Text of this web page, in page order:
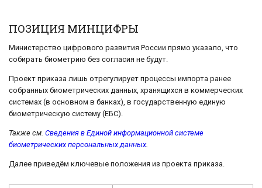
ПОЗИЦИЯ МИНЦИФРЫ
Министерство цифрового развития России прямо указало, что
собирать биометрию без согласия не будут.
Проект приказа лишь отрегулирует процессы импорта ранее
собранных биометрических данных, хранящихся в коммерческих
системах (в основном в банках), в государственную единую
биометрическую систему (ЕБС).
Также см. Сведения в Единой информационной системе
биометрических персональных данных.
Далее приведём ключевые положения из проекта приказа.